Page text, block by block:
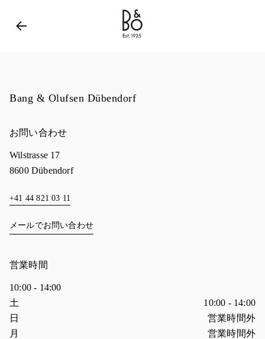
Bang & Olufsen - Exist to Create
Bang & Olufsen Dübendorf
お問い合わせ
Wilstrasse 17
8600 Dübendorf
+41 44 821 03 11
メールでお問い合わせ
営業時間
10:00 - 14:00
曜日
土 10:00 - 14:00
日
営業時間外
月
営業時間外